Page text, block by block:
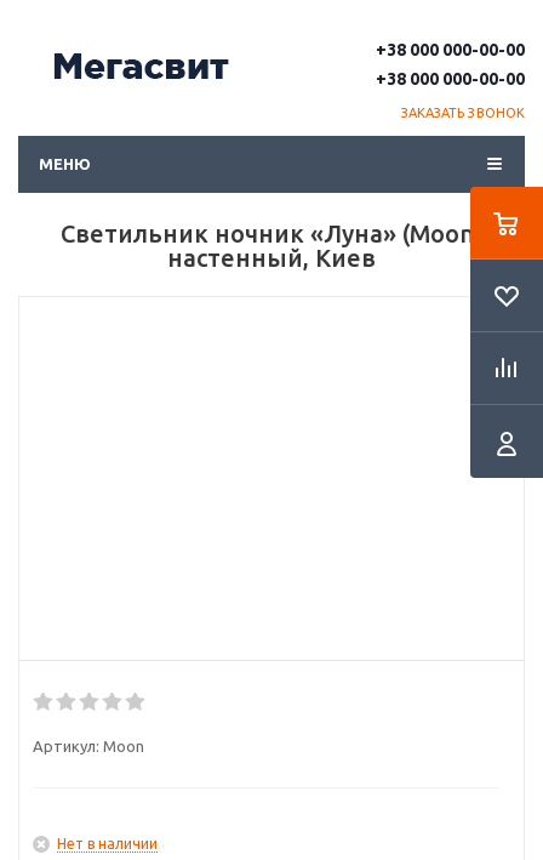
+38 000 000-00-00
+38 000 000-00-00
ЗАКАЗАТЬ ЗВОНОК
МЕНЮ
Светильник ночник «Луна» (Moon)
настенный, Киев
Артикул: Moon
Нет в наличии